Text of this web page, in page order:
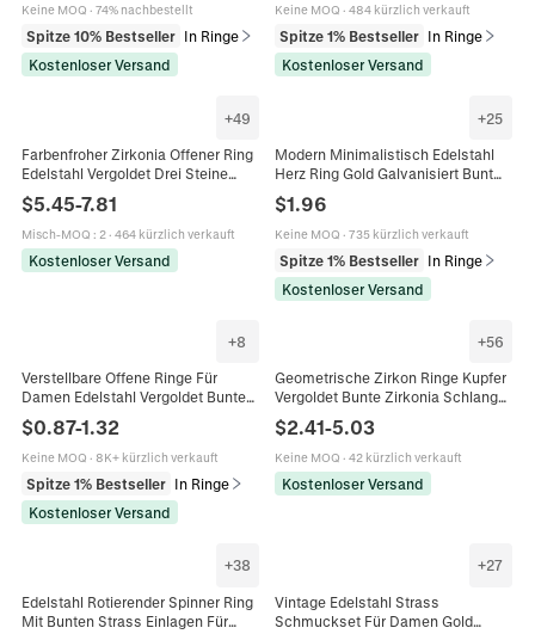
Keine MOQ · 74% nachbestellt
Spitze 10% Bestseller In Ringe
Kostenloser Versand
Keine MOQ · 484 kürzlich verkauft
Spitze 1% Bestseller In Ringe
Kostenloser Versand
+49
Farbenfroher Zirkonia Offener Ring
Edelstahl Vergoldet Drei Steine
Wassertropfen Birne Quadratisch
Verstellbarer Schmuck
$5.45-7.81
Misch-MOQ : 2· 464 kürzlich verkauft
Kostenloser Versand
+25
Modern Minimalistisch Edelstahl
Herz Ring Gold Galvanisiert Bunt
Strass Eingelegt Band Ring Für
Paare Mode Schmuck Geschenk
$1.96
Keine MOQ · 735 kürzlich verkauft
Spitze 1% Bestseller In Ringe
Kostenloser Versand
+8
Verstellbare Offene Ringe Für
Damen Edelstahl Vergoldet Bunte
Emaille Herz Böser Blick
Gänseblümchen Mode Schmuck
$0.87-1.32
Keine MOQ · 8K+ kürzlich verkauft
Spitze 1% Bestseller In Ringe
Kostenloser Versand
+56
Geometrische Zirkon Ringe Kupfer
Vergoldet Bunte Zirkonia Schlange
Regenbogen Vintage Trendiger
Modeschmuck Für Damen
$2.41-5.03
Keine MOQ · 42 kürzlich verkauft
Kostenloser Versand
+38
Edelstahl Rotierender Spinner Ring
Mit Bunten Strass Einlagen Für
+27
Vintage Edelstahl Strass
Schmuckset Für Damen Gold